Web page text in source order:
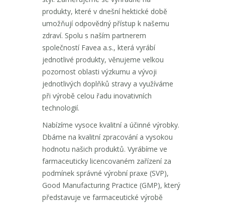
produkty, které v dnešní hektické době
umožňují odpovědný přístup k našemu
zdraví. Spolu s naším partnerem
společností Favea a.s., která vyrábí
jednotlivé produkty, věnujeme velkou
pozornost oblasti výzkumu a vývoji
jednotlivých doplňků stravy a využíváme
při výrobě celou řadu inovativních
technologií.
Nabízíme vysoce kvalitní a účinné výrobky.
Dbáme na kvalitní zpracování a vysokou
hodnotu našich produktů. Vyrábíme ve
farmaceuticky licencovaném zařízení za
podmínek správné výrobní praxe (SVP),
Good Manufacturing Practice (GMP), který
představuje ve farmaceutické výrobě